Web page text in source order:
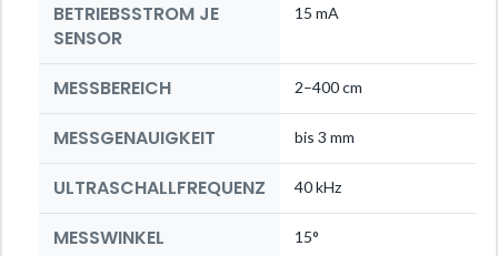
BETRIEBSSTROM JE
SENSOR
15 mA
MESSBEREICH 2–400 cm
MESSGENAUIGKEIT bis 3 mm
ULTRASCHALLFREQUENZ 40 kHz
MESSWINKEL 15°